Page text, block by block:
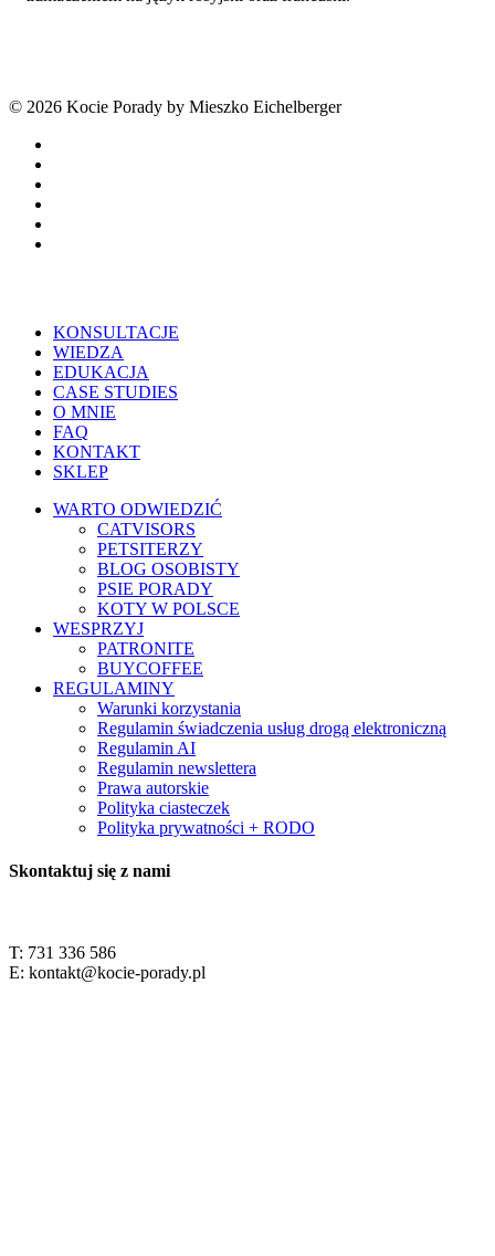
© 2026 Kocie Porady by Mieszko Eichelberger
Close
Menu
KONSULTACJE
WIEDZA
EDUKACJA
CASE STUDIES
O MNIE
FAQ
KONTAKT
SKLEP
WARTO ODWIEDZIĆ
CATVISORS
PETSITERZY
BLOG OSOBISTY
PSIE PORADY
KOTY W POLSCE
WESPRZYJ
PATRONITE
BUYCOFFEE
REGULAMINY
Warunki korzystania
Regulamin świadczenia usług drogą elektroniczną
Regulamin AI
Regulamin newslettera
Prawa autorskie
Polityka ciasteczek
Polityka prywatności + RODO
Skontaktuj się z nami
T: 731 336 586
E: kontakt@kocie-porady.pl